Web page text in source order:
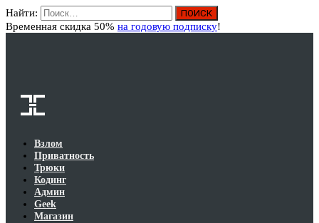
Найти:
Временная скидка 50% на годовую подписку!
Взлом
Приватность
Трюки
Кодинг
Админ
Geek
Магазин